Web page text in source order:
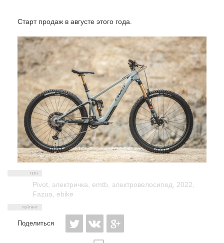
Старт продаж в августе этого года.
Pivot, электричка, emtb, электровелосипед, 2022,
Fazua, ebike
Поделиться